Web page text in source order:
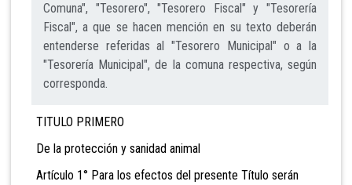
Comuna", "Tesorero", "Tesorero Fiscal" y "Tesorería
Fiscal", a que se hacen mención en su texto deberán
entenderse referidas al "Tesorero Municipal" o a la
"Tesorería Municipal", de la comuna respectiva, según
corresponda.
TITULO PRIMERO
De la protección y sanidad animal
Artículo 1° Para los efectos del presente Título serán